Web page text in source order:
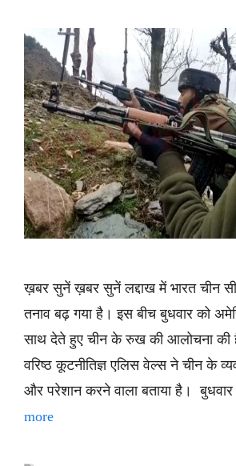
ख़बर सुनें ख़बर सुनें लद्दाख में भारत चीन
तनाव बढ़ गया है। इस बीच बुधवार को
साथ देते हुए चीन के रुख की आलोचना की
वरिष्ठ कूटनीतिज्ञ एलिस वेल्स ने चीन के
और परेशान करने वाला बताया है।
more